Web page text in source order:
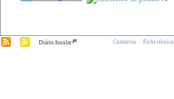
Diário Insular.pt Contactos Ficha técnica